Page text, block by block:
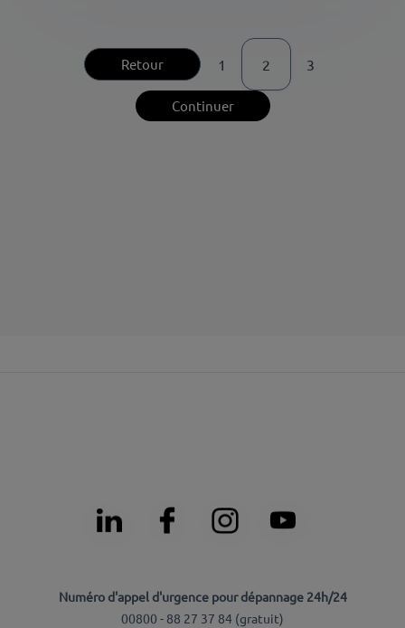
Retour 1 2 3
Continuer
Numéro d'appel d'urgence pour dépannage 24h/24
00800 - 88 27 37 84 (gratuit)